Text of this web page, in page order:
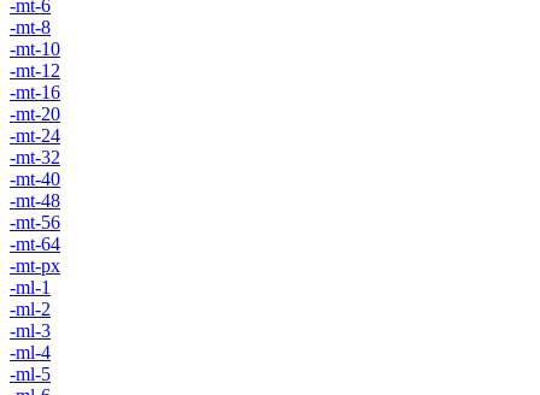
-mt-6
-mt-8
-mt-10
-mt-12
-mt-16
-mt-20
-mt-24
-mt-32
-mt-40
-mt-48
-mt-56
-mt-64
-mt-px
-ml-1
-ml-2
-ml-3
-ml-4
-ml-5